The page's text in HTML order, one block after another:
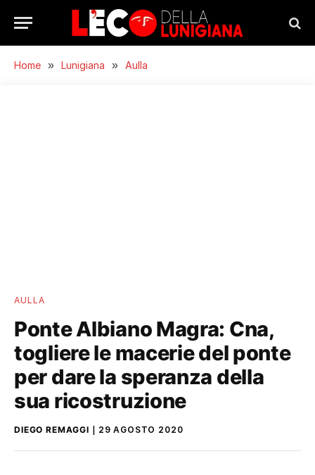
Home » Lunigiana » Aulla
AULLA
Ponte Albiano Magra: Cna,
togliere le macerie del ponte
per dare la speranza della
sua ricostruzione
DIEGO REMAGGI 29 AGOSTO 2020